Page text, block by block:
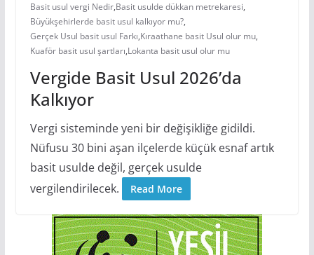
Basit usul vergi Nedir,Basit usulde dükkan metrekaresi,
Büyükşehirlerde basit usul kalkıyor mu?,
Gerçek Usul basit usul Farkı,Kıraathane basit Usul olur mu,
Kuaför basit usul şartları,Lokanta basit usul olur mu
Vergide Basit Usul 2026’da
Kalkıyor
Vergi sisteminde yeni bir değişikliğe gidildi.
Nüfusu 30 bini aşan ilçelerde küçük esnaf artık
basit usulde değil, gerçek usulde
vergilendirilecek.
Read More